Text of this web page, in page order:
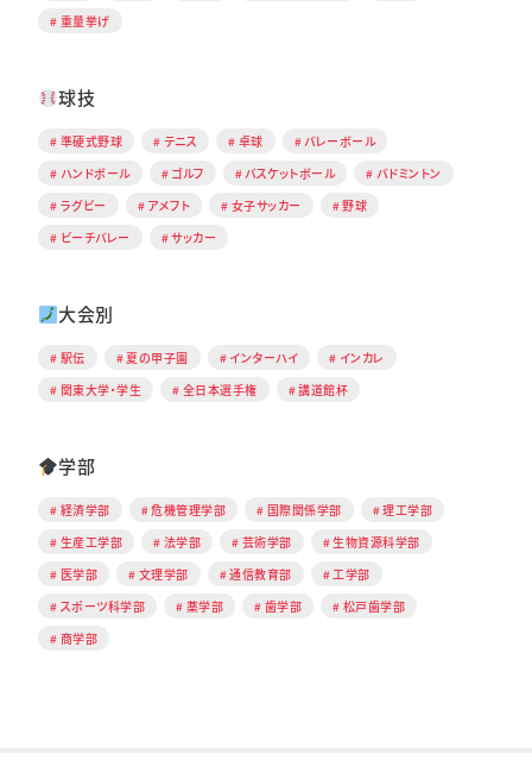
重量挙げ
球技
準硬式野球 テニス 卓球
バレーボール
ハンドボール
ゴルフ バスケットボール
バドミントン
ラグビー
アメフト 女子サッカー
野球
ビーチバレー
サッカー
大会別
駅伝 夏の甲子園 インターハイ
インカレ
関東大学・学生
全日本選手権 講道館杯
学部
経済学部 危機管理学部 国際関係学部
理工学部
生産工学部
法学部 芸術学部
生物資源科学部
医学部
文理学部 通信教育部
工学部
スポーツ科学部
薬学部 歯学部
松戸歯学部
商学部